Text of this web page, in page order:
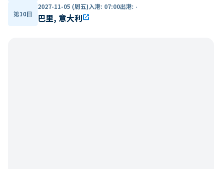
第10日
2027-11-05 (周五)入港: 07:00出港: -
巴里, 意大利open_in_new